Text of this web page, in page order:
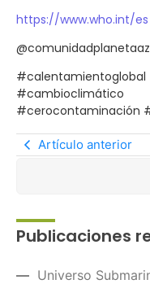
https://www.who.int/es
#cerocontaminación
Artículo anterior
Publicaciones
Universo